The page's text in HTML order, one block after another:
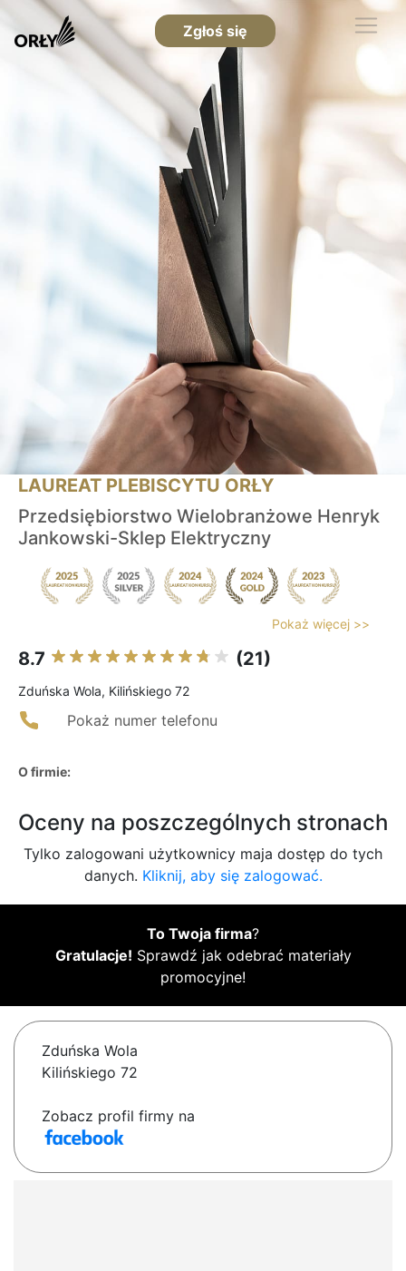
Zgłoś się
LAUREAT PLEBISCYTU ORŁY
Przedsiębiorstwo Wielobranżowe Henryk
Jankowski-Sklep Elektryczny
Pokaż więcej >>
8.7 (21)
Zduńska Wola, Kilińskiego 72
Pokaż numer telefonu
O firmie:
Oceny na poszczególnych stronach
Tylko zalogowani użytkownicy maja dostęp do tych
danych. Kliknij, aby się zalogować.
To Twoja firma?
Gratulacje! Sprawdź jak odebrać materiały
promocyjne!
Zduńska Wola
Kilińskiego 72
Zobacz profil firmy na